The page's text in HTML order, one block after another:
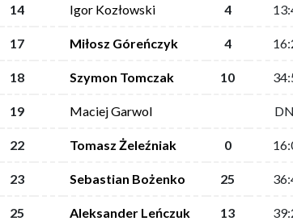
14 Igor Kozłowski 4
17 Miłosz Góreńczyk 4
18 Szymon Tomczak 10
19 Maciej Garwol
22 Tomasz Żeleźniak 0
23 Sebastian Bożenko 25
25 Aleksander Leńczuk 13